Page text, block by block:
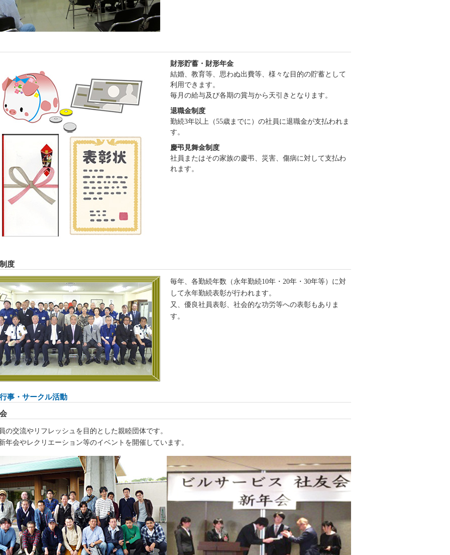
財形貯蓄・財形年金
結婚、教育等、思わぬ出費等、様々な目的の貯蓄として
利用できます。
毎月の給与及び各期の賞与から天引きとなります。
退職金制度
勤続3年以上（55歳までに）の社員に退職金が支払われま
す。
慶弔見舞金制度
社員またはその家族の慶弔、災害、傷病に対して支払わ
れます。
度
毎年、各勤続年数（永年勤続10年・20年・30年等）に対
して永年勤続表彰が行われます。
又、優良社員表彰、社会的な功労等への表彰もありま
す。
事・サークル活動
の交流やリフレッシュを目的とした親睦団体です。
年会やレクリエーション等のイベントを開催しています。